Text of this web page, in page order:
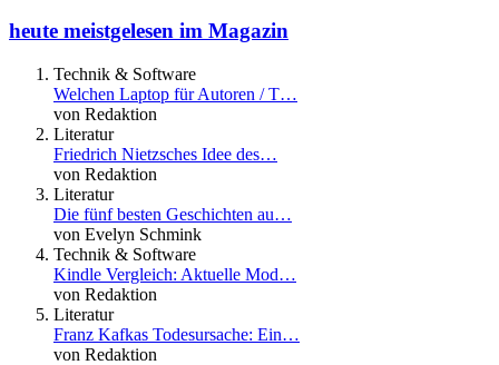
heute meistgelesen im Magazin
Technik & Software
Welchen Laptop für Autoren / T…
von Redaktion
Literatur
Friedrich Nietzsches Idee des…
von Redaktion
Literatur
Die fünf besten Geschichten au…
von Evelyn Schmink
Technik & Software
Kindle Vergleich: Aktuelle Mod…
von Redaktion
Literatur
Franz Kafkas Todesursache: Ein…
von Redaktion